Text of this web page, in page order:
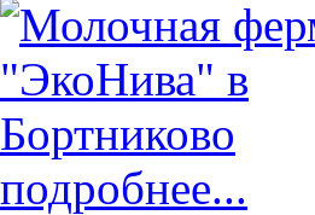
подробнее...